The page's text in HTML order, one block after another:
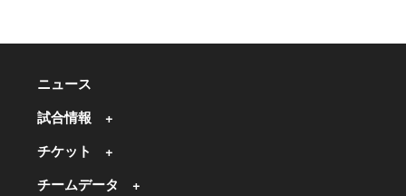
ニュース
試合情報
チケット
チームデータ